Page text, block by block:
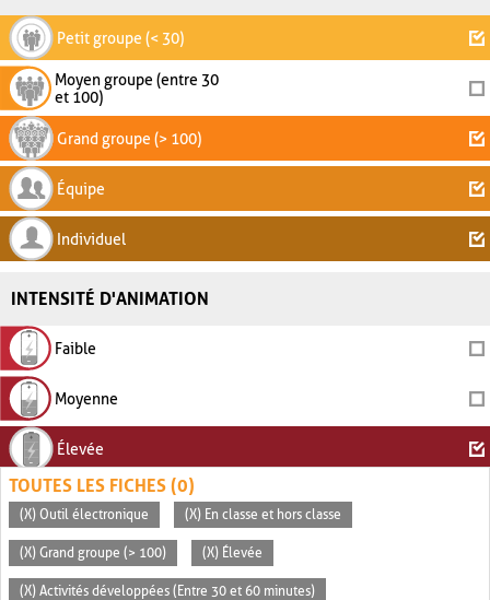
Petit groupe (< 30)
Moyen groupe (entre 30
et 100)
Grand groupe (> 100)
Équipe
Individuel
INTENSITÉ D'ANIMATION
Faible
Moyenne
Élevée
TOUTES LES FICHES (0)
(X) Outil électronique (X) En classe et hors classe
(X) Grand groupe (> 100) (X) Élevée
(X) Activités développées (Entre 30 et 60 minutes)